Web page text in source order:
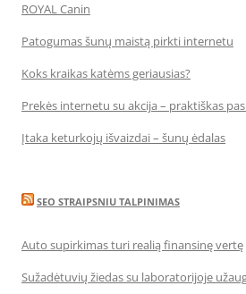
ROYAL Canin
Patogumas šunų maistą pirkti internetu
Koks kraikas katėms geriausias?
Prekės internetu su akcija – praktiškas
Įtaka keturkojų išvaizdai – šunų ėdalas
SEO STRAIPSNIU TALPINIMAS
Auto supirkimas turi realią finansinę vertę
Sužadėtuvių žiedas su laboratorijoje